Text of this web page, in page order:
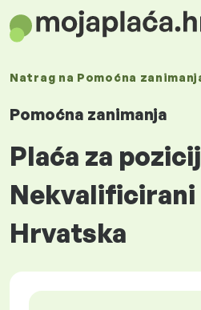
Natrag na Pomoćna
Pomoćna zanimanja
Plaća za
Hrvatska